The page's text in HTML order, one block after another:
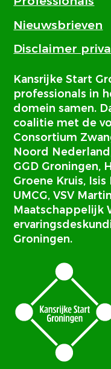
Nieuwsbrieven
Disclaimer
Kansrijke Start
professionals in
domein samen.
coalitie met de
Consortium
Noord
GGD Groningen,
Groene Kruis, Isis
UMCG, VSV
Maatschappelijk
Groningen.